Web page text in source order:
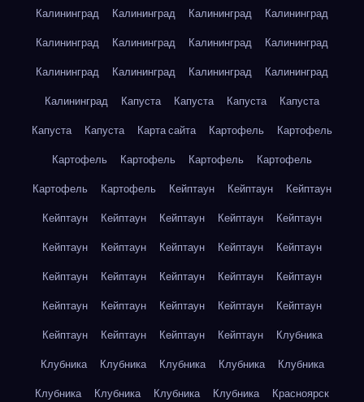
Калининград
Калининград Калининград
Калининград
Калининград
Калининград Калининград
Калининград
Калининград
Калининград Калининград
Калининград
Калининград
Капуста Капуста Капуста
Капуста
Капуста
Капуста Карта сайта Картофель
Картофель
Картофель
Картофель Картофель
Картофель
Картофель
Картофель Кейптаун Кейптаун
Кейптаун
Кейптаун
Кейптаун Кейптаун Кейптаун
Кейптаун
Кейптаун
Кейптаун Кейптаун Кейптаун
Кейптаун
Кейптаун
Кейптаун Кейптаун Кейптаун
Кейптаун
Кейптаун
Кейптаун Кейптаун Кейптаун
Кейптаун
Кейптаун
Кейптаун Кейптаун Кейптаун
Клубника
Клубника
Клубника Клубника Клубника
Клубника
Клубника
Клубника Клубника Клубника
Красноярск